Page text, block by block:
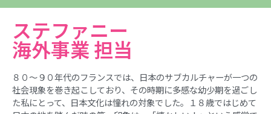
ステファニー
海外事業 担当
８０～９０年代のフランスでは、日本のサブカルチャーが一つの
社会現象を巻き起こしており、その時期に多感な幼少期を過ごし
た私にとって、日本文化は憧れの対象でした。１８歳ではじめて